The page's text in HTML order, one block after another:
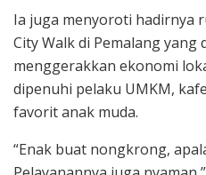
Ia juga menyoroti hadirnya
City Walk di Pemalang yang
menggerakkan ekonomi
dipenuhi pelaku UMKM,
favorit anak muda.
“Enak buat nongkrong,